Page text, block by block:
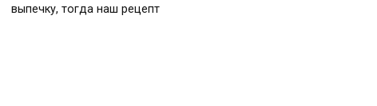
выпечку, тогда наш рецепт